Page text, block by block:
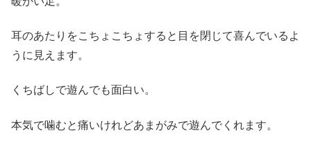
耳のあたりをこちょこちょすると目を閉じて喜んでいるよ
うに見えます。
くちばしで遊んでも面白い。
本気で噛むと痛いけれどあまがみで遊んでくれます。